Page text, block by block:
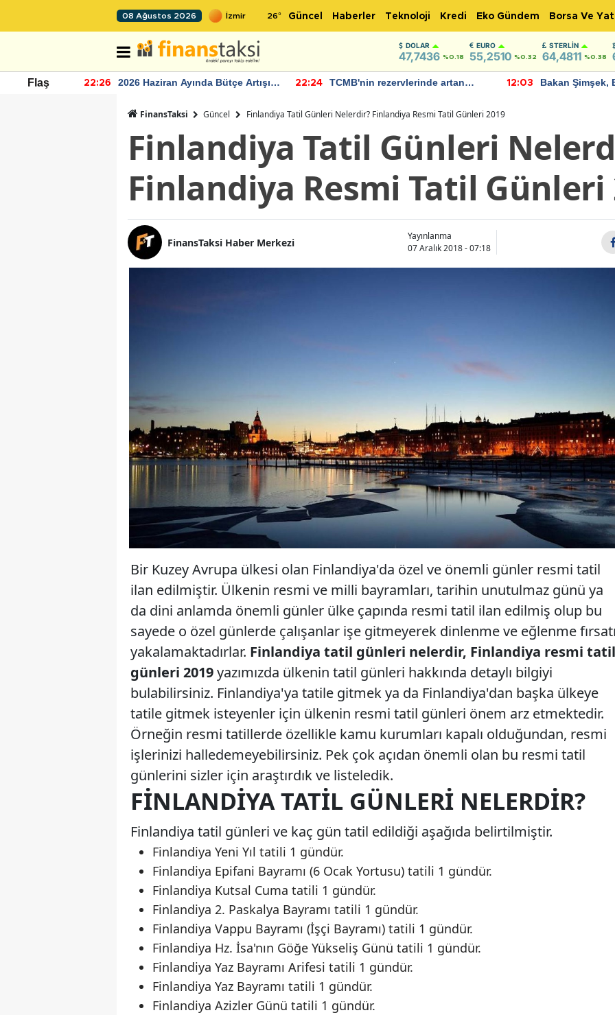
08 Ağustos 2026 26° Güncel Haberler Teknoloji Kredi Eko Gündem Borsa Ve
DOLAR
47,7436 %0.18
EURO
55,2510 %0.32
STERLIN
64,4811 %0.38
Flaş 22:26
2026 Haziran Ayında Bütçe Artışı
22:24
TCMB'nin rezervlerinde artan
12:03
Bakan Şimşek,
FinansTaksi Güncel Finlandiya Tatil Günleri Nelerdir? Finlandiya Resmi Tatil Günleri 2019
Finlandiya Tatil Günleri
Finlandiya Resmi Tatil Günleri
FinansTaksi Haber Merkezi
Yayınlanma
07 Aralık 2018 - 07:18
Bir Kuzey Avrupa ülkesi olan Finlandiya'da özel ve önemli günler resmi tatil
ilan edilmiştir. Ülkenin resmi ve milli bayramları, tarihin unutulmaz günü ya
da dini anlamda önemli günler ülke çapında resmi tatil ilan edilmiş olup bu
sayede o özel günlerde çalışanlar işe gitmeyerek dinlenme ve eğlenme
yakalamaktadırlar. Finlandiya tatil günleri nelerdir, Finlandiya resmi tatil
günleri 2019yazımızda ülkenin tatil günleri hakkında detaylı bilgiyi
bulabilirsiniz. Finlandiya'ya tatile gitmek ya da Finlandiya'dan başka ülkeye
tatile gitmek isteyenler için ülkenin resmi tatil günleri önem arz etmektedir.
Örneğin resmi tatillerde özellikle kamu kurumları kapalı olduğundan, resmi
işlerinizi halledemeyebilirsiniz. Pek çok açıdan önemli olan bu resmi tatil
günlerini sizler için araştırdık ve listeledik.
FINLANDIYA TATIL GÜNLERI NELERDIR?
Finlandiya tatil günleri ve kaç gün tatil edildiği aşağıda belirtilmiştir.
Finlandiya Yeni Yıl tatili 1 gündür.
Finlandiya Epifani Bayramı (6 Ocak Yortusu) tatili 1 gündür.
Finlandiya Kutsal Cuma tatili 1 gündür.
Finlandiya 2. Paskalya Bayramı tatili 1 gündür.
Finlandiya Vappu Bayramı (İşçi Bayramı) tatili 1 gündür.
Finlandiya Hz. İsa'nın Göğe Yükseliş Günü tatili 1 gündür.
Finlandiya Yaz Bayramı Arifesi tatili 1 gündür.
Finlandiya Yaz Bayramı tatili 1 gündür.
Finlandiya Azizler Günü tatili 1 gündür.